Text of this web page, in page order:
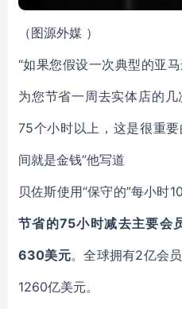
（图源外媒 ）
“如果您假设一次典型的亚
为您节省一周去实体店的
75个小时以上，这是很重
间就是金钱”他写道
贝佐斯使用“保守的”每小时
节省的75小时减去主要会
630美元。全球拥有2亿会
1260亿美元。